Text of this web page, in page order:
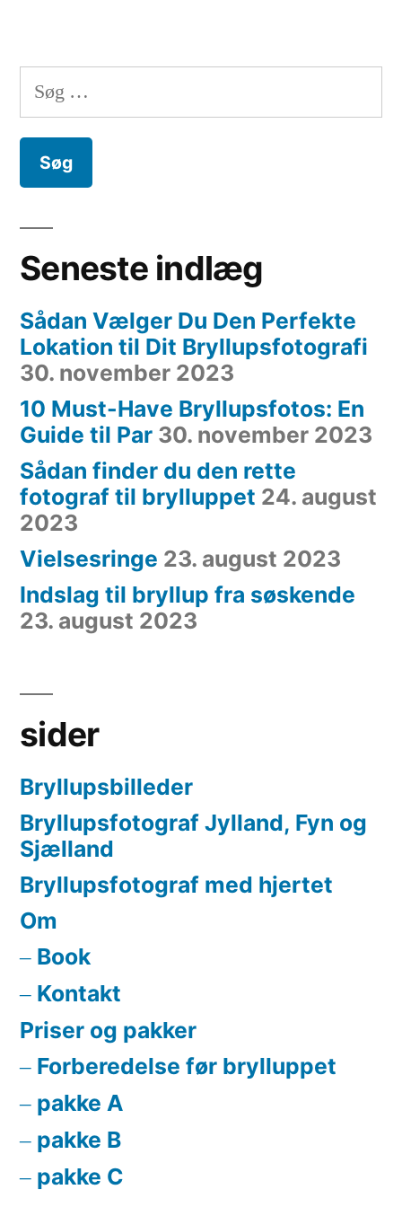
Søg
efter:
Seneste indlæg
Sådan Vælger Du Den Perfekte
Lokation til Dit Bryllupsfotografi
30. november 2023
10 Must-Have Bryllupsfotos: En
Guide til Par 30. november 2023
Sådan finder du den rette
fotograf til brylluppet 24. august
2023
Vielsesringe 23. august 2023
Indslag til bryllup fra søskende
23. august 2023
sider
Bryllupsbilleder
Bryllupsfotograf Jylland, Fyn og
Sjælland
Bryllupsfotograf med hjertet
Om
Book
Kontakt
Priser og pakker
Forberedelse før brylluppet
pakke A
pakke B
pakke C